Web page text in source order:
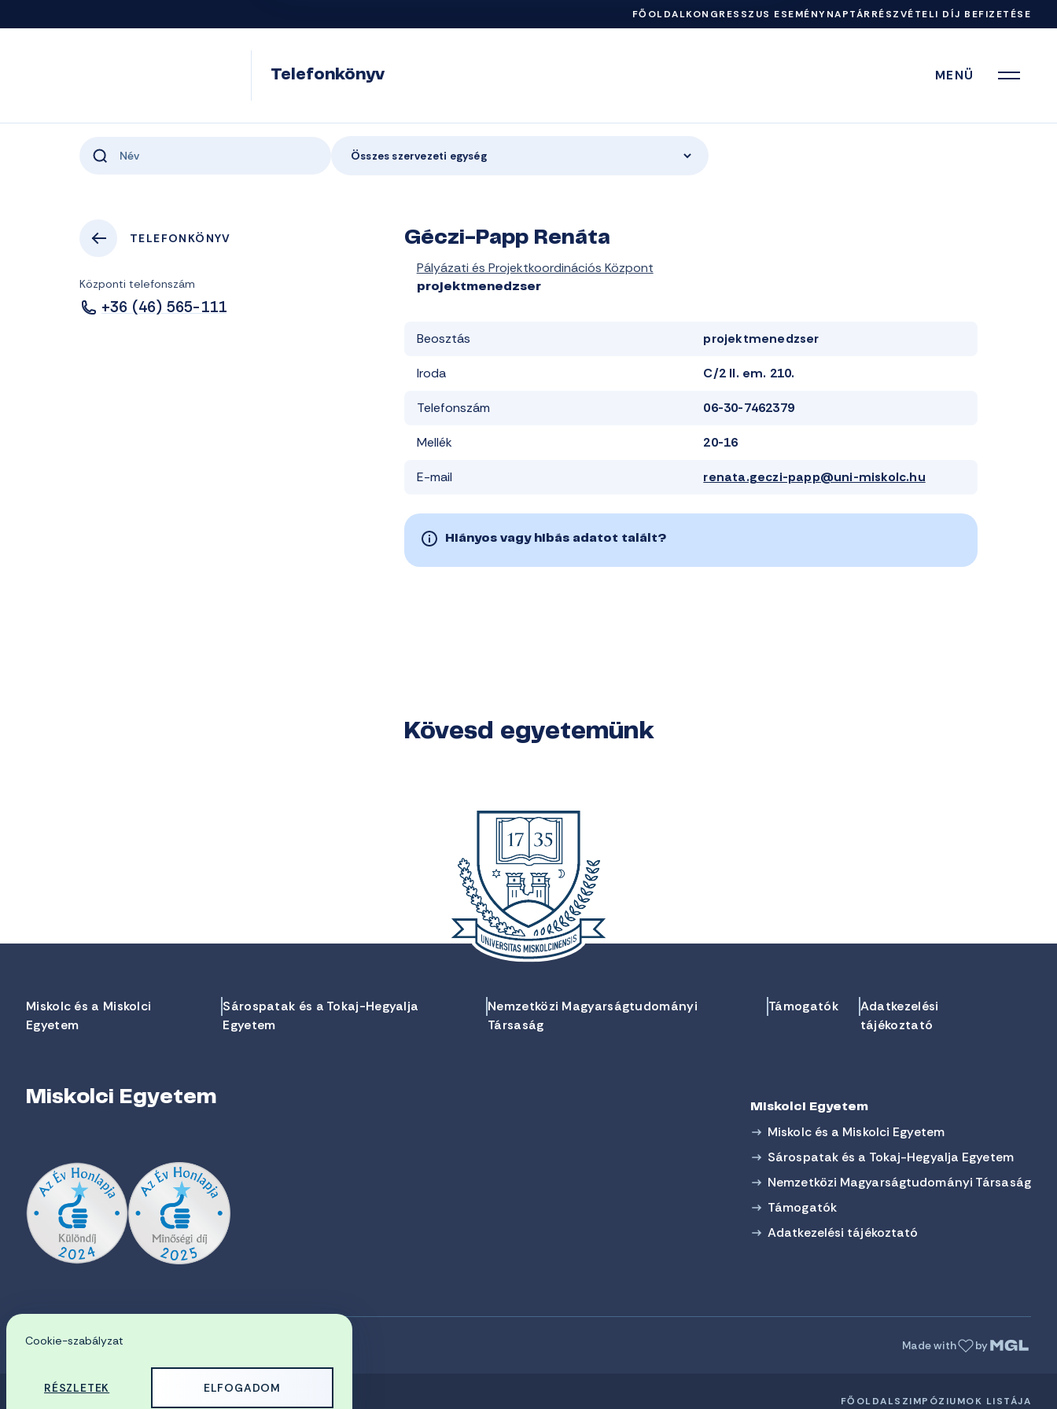
FŐOLDALKONGRESSZUS ESEMÉNYNAPTÁRRÉSZVÉTELI DÍJ BEFIZETÉSE
Telefonkönyv MENÜ
Összes szervezeti egység
TELEFONKÖNYV
Központi telefonszám
+36 (46) 565-111
Géczi-Papp Renáta
Pályázati és Projektkoordinációs Központ
projektmenedzser
Beosztás projektmenedzser
Iroda C/2 II. em. 210.
Telefonszám 06-30-7462379
Mellék 20-16
E-mail renata.geczi-papp@uni-miskolc.hu
Hiányos vagy hibás adatot talált?
Kövesd egyetemünk
Miskolc és a Miskolci
Egyetem
Sárospatak és a Tokaj-Hegyalja
Egyetem
Nemzetközi Magyarságtudományi
Társaság
Támogatók
Adatkezelési
tájékoztató
Miskolci Egyetem Miskolci Egyetem
Miskolc és a Miskolci Egyetem
Sárospatak és a Tokaj-Hegyalja Egyetem
Nemzetközi Magyarságtudományi Társaság
Támogatók
Adatkezelési tájékoztató
EN Made with by
FŐOLDALSZIMPÓZIUMOK LISTÁJA
Cookie-szabályzat
RÉSZLETEK ELFOGADOM